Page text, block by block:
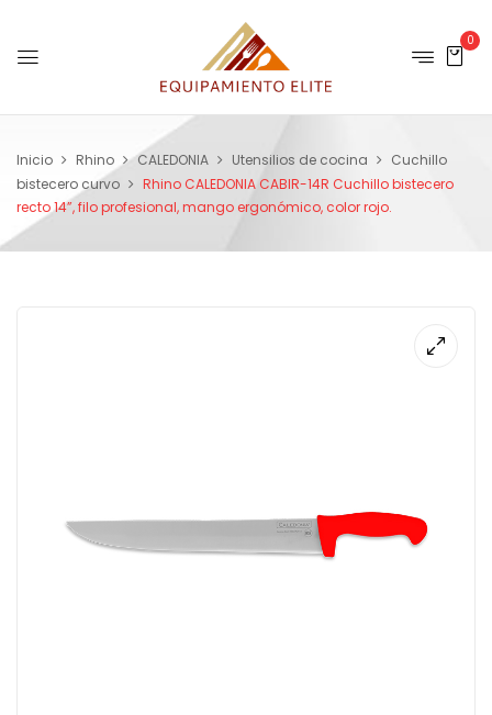
0
Inicio Rhino CALEDONIA Utensilios de cocina
Cuchillo
bistecero curvo
Rhino CALEDONIA CABIR-14R Cuchillo bistecero
recto 14”, filo profesional, mango ergonómico, color rojo.